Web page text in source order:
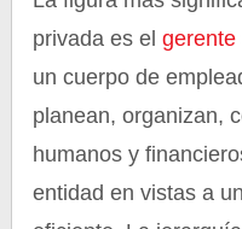
privada es elgerente
un cuerpo de
planean, organizan,
humanos y
entidad en vistas a